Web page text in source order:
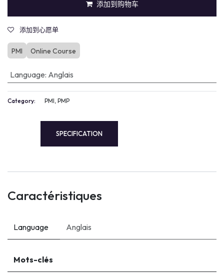
添加到购物车
添加到心愿单
PMI Online Course
Language: Anglais
Category: PMI, PMP
SPECIFICATION
Caractéristiques
Language Anglais
Mots-clés